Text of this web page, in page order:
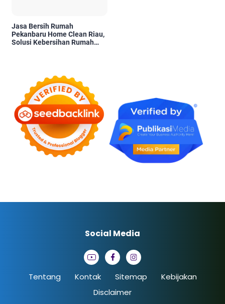
Jasa Bersih Rumah
Pekanbaru Home Clean Riau,
Solusi Kebersihan Rumah
Tentang Kontak Sitemap
Kebijakan
Disclaimer
Social Media